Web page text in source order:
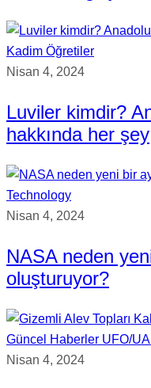
Kadim Öğretiler
Nisan 4, 2024
Luviler kimdir?
hakkında her şey
Technology
Nisan 4, 2024
NASA neden
oluşturuyor?
Güncel Haberler UFO/
Nisan 4, 2024